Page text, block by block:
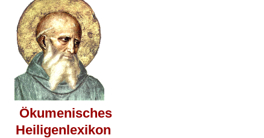
Ökumenisches
Heiligenlexikon